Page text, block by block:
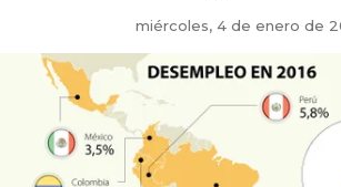
miércoles, 4 de enero de